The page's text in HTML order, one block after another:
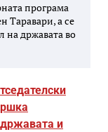
програма
Таравари, а се
на државата во
и